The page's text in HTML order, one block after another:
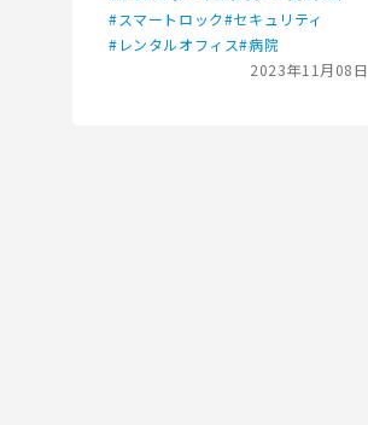
スマートロック
# セキュリティ
#
レンタルオフィス
# 病院
#
2023年11月08日